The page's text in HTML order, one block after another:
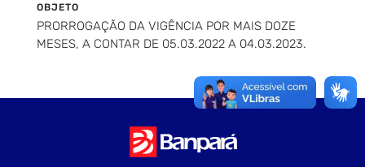
OBJETO
PRORROGAÇÃO DA VIGÊNCIA POR MAIS DOZE
MESES, A CONTAR DE 05.03.2022 A 04.03.2023.